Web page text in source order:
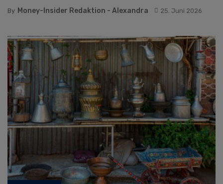
By Money-Insider Redaktion - Alexandra 25. Juni 2026